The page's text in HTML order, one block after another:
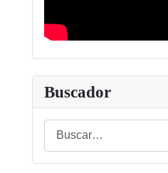
Buscador
Buscar
Type 2 or more